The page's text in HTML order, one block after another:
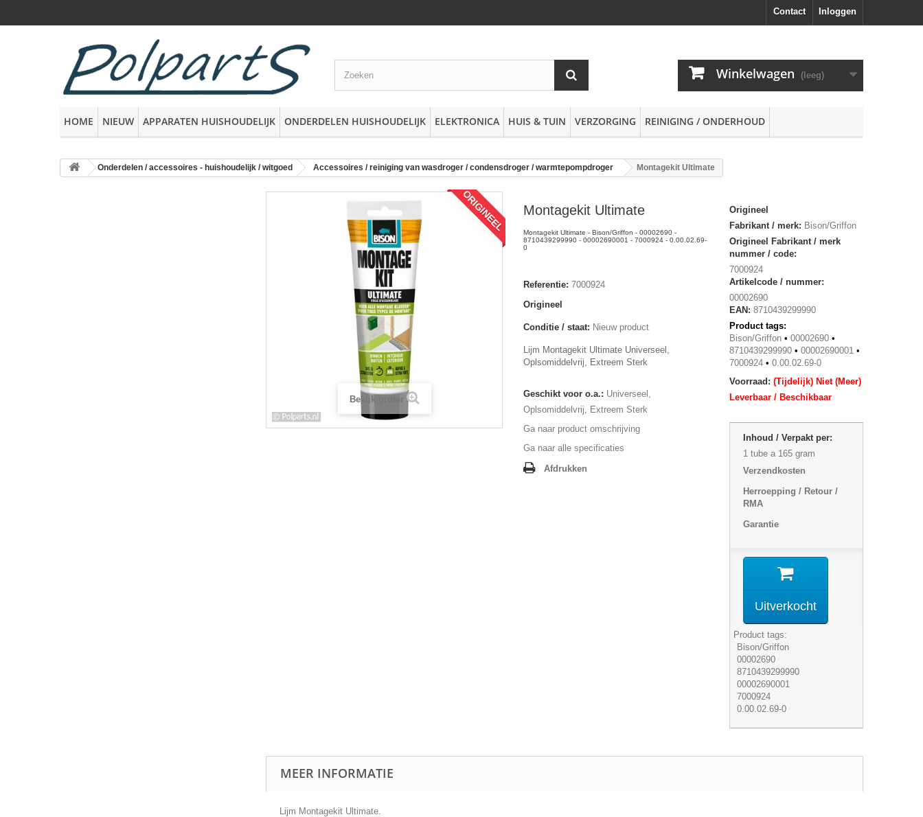
Inloggen
Contact
Winkelwagen (leeg)
HOME NIEUW APPARATEN HUISHOUDELIJK ONDERDELEN HUISHOUDELIJK ELEKTRONICA HUIS & TUIN VERZORGING REINIGING / ONDERHOUD
Onderdelen / accessoires - huishoudelijk / witgoed Accessoires / reiniging van wasdroger / condensdroger / warmtepompdroger Montagekit Ultimate
ORIGINEEL
Bekijk groter
Montagekit Ultimate
Montagekit Ultimate - Bison/Griffon - 00002690 -
8710439299990 - 00002690001 - 7000924 - 0.00.02.69-
0
Referentie: 7000924
Origineel
Conditie / staat: Nieuw product
Lijm Montagekit Ultimate Universeel,
Oplsomiddelvrij, Extreem Sterk
Geschikt voor o.a.: Universeel,
Oplsomiddelvrij, Extreem Sterk
Ga naar product omschrijving
Ga naar alle specificaties
Afdrukken
Origineel
Fabrikant / merk: Bison/Griffon
Origineel Fabrikant / merk
nummer / code:
7000924
Artikelcode / nummer:
00002690
EAN: 8710439299990
Product tags:
Bison/Griffon• 00002690•
8710439299990• 00002690001 •
7000924• 0.00.02.69-0
Voorraad: (Tijdelijk) Niet (Meer)
Leverbaar / Beschikbaar
Inhoud / Verpakt per:
1 tube a 165 gram
Verzendkosten
Herroepping / Retour /
RMA
Garantie
Uitverkocht
Product tags:
Bison/Griffon
00002690
8710439299990
00002690001
7000924
0.00.02.69-0
MEER INFORMATIE
Lijm Montagekit Ultimate.